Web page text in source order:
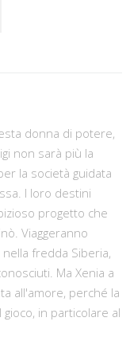
donna di potere,
non sarà più la
la società guidata
I loro destini
progetto che
Viaggeranno
fredda Siberia,
Ma Xenia a
all'amore, perché la
in particolare al